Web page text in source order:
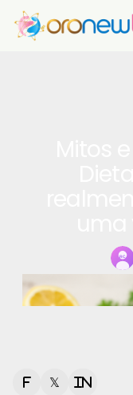
f 𝕏 in